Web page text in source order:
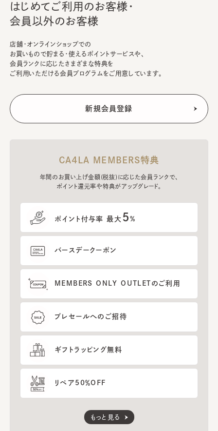
はじめてご利用のお客様・
会員以外のお客様
店舗・オンラインショップでの
お買いもので貯まる・使えるポイントサービスや、
会員ランクに応じたさまざまな特典を
ご利用いただける会員プログラムをご用意しています。
CA4LA MEMBERS特典
年間のお買い上げ金額(税抜)に応じた会員ランクで、
ポイント還元率や特典がアップグレード。
ポイント付与率 最大 5%
バースデークーポン
MEMBERS ONLY OUTLETのご利用
プレセールへのご招待
ギフトラッピング無料
リペア50％OFF
もっと見る